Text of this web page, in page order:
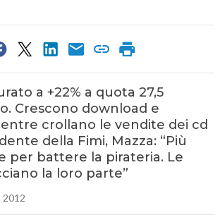
a +22% a quota 27,5
Crescono download e
crollano le vendite dei cd
della Fimi, Mazza: “Più
per battere la pirateria. Le
la loro parte”
2012